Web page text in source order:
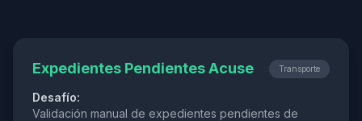
Expedientes Pendientes Acuse Transporte
Desafío:
Validación manual de expedientes pendientes de